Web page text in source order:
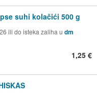
suhi kolačići 500 g
ili do isteka zaliha u dm
1,25 €